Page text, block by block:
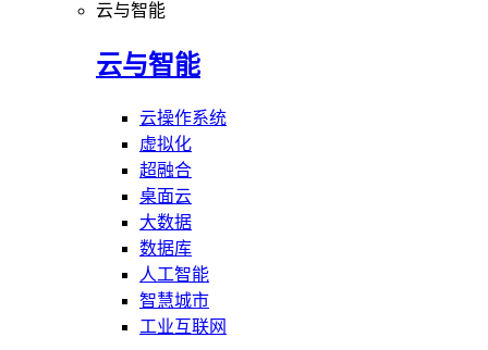
云与智能
云与智能
云操作系统
虚拟化
超融合
桌面云
大数据
数据库
人工智能
智慧城市
工业互联网